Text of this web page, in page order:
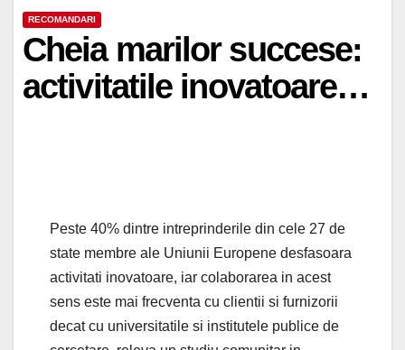
RECOMANDARI
Cheia marilor succese:
activitatile inovatoare…
Peste 40% dintre intreprinderile din cele 27 de
state membre ale Uniunii Europene desfasoara
activitati inovatoare, iar colaborarea in acest
sens este mai frecventa cu clientii si furnizorii
decat cu universitatile si institutele publice de